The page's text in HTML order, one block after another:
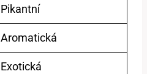
Pikantní
Aromatická
Exotická